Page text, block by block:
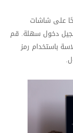
على شاشات
دخول سهلة. قم
باستخدام رمز